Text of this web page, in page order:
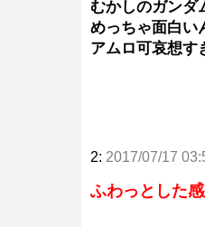
むかしのガンダ
めっちゃ面白い
アムロ可哀想す
2: 2017/07/17
ふわっとした